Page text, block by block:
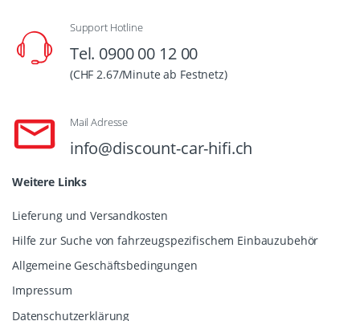
Support Hotline
Tel. 0900 00 12 00
(CHF 2.67/Minute ab Festnetz)
Mail Adresse
info@discount-car-hifi.ch
Weitere Links
Lieferung und Versandkosten
Hilfe zur Suche von fahrzeugspezifischem Einbauzubehör
Allgemeine Geschäftsbedingungen
Impressum
Datenschutzerklärung